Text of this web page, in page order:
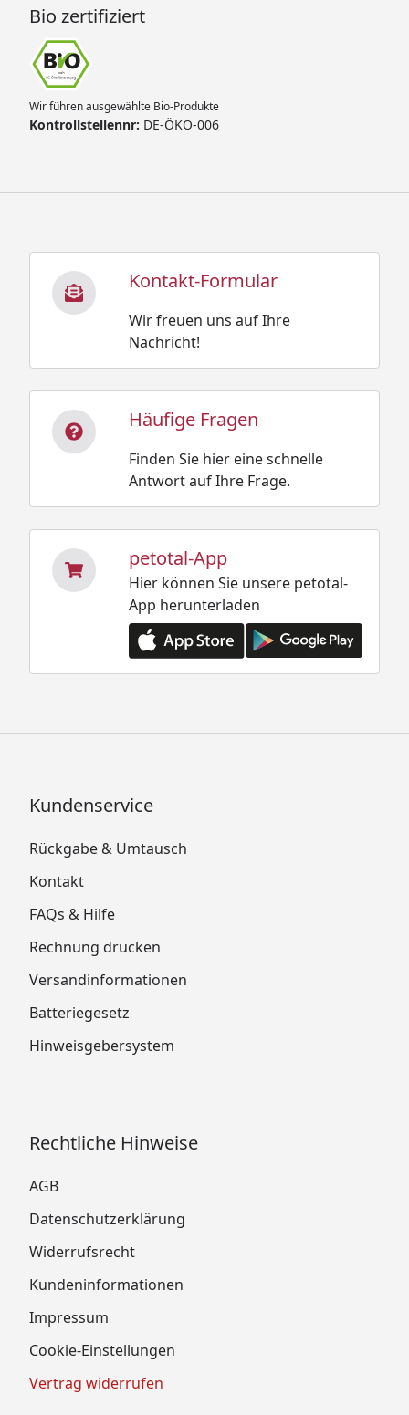
Bio zertifiziert
Wir führen ausgewählte Bio-Produkte
Kontrollstellennr: DE-ÖKO-006
Kontakt-Formular
Wir freuen uns auf Ihre
Nachricht!
Häufige Fragen
Finden Sie hier eine schnelle
Antwort auf Ihre Frage.
petotal-App
Hier können Sie unsere petotal-
App herunterladen
Kundenservice
Rückgabe & Umtausch
Kontakt
FAQs & Hilfe
Rechnung drucken
Versandinformationen
Batteriegesetz
Hinweisgebersystem
Rechtliche Hinweise
AGB
Datenschutzerklärung
Widerrufsrecht
Kundeninformationen
Impressum
Cookie-Einstellungen
Vertrag widerrufen